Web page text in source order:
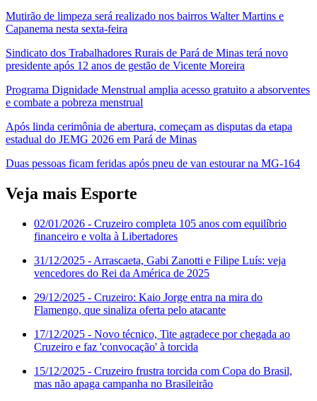
Mutirão de limpeza será realizado nos bairros Walter Martins e
Capanema nesta sexta-feira
Sindicato dos Trabalhadores Rurais de Pará de Minas terá novo
presidente após 12 anos de gestão de Vicente Moreira
Programa Dignidade Menstrual amplia acesso gratuito a absorventes
e combate a pobreza menstrual
Após linda cerimônia de abertura, começam as disputas da etapa
estadual do JEMG 2026 em Pará de Minas
Duas pessoas ficam feridas após pneu de van estourar na MG-164
Veja mais Esporte
02/01/2026 - Cruzeiro completa 105 anos com equilíbrio
financeiro e volta à Libertadores
31/12/2025 - Arrascaeta, Gabi Zanotti e Filipe Luís: veja
vencedores do Rei da América de 2025
29/12/2025 - Cruzeiro: Kaio Jorge entra na mira do
Flamengo, que sinaliza oferta pelo atacante
17/12/2025 - Novo técnico, Tite agradece por chegada ao
Cruzeiro e faz 'convocação' à torcida
15/12/2025 - Cruzeiro frustra torcida com Copa do Brasil,
mas não apaga campanha no Brasileirão